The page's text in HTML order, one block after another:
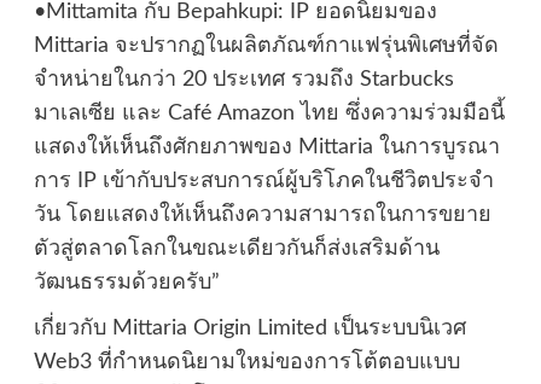
•Mittamita กับ Bepahkupi: IP ยอดนิยมของ
Mittaria จะปรากฏในผลิตภัณฑ์กาแฟรุ่นพิเศษที่จัด
จำหน่ายในกว่า 20 ประเทศ รวมถึง Starbucks
มาเลเซีย และ Café Amazon ไทย ซึ่งความร่วมมือนี้
แสดงให้เห็นถึงศักยภาพของ Mittaria ในการบูรณา
การ IP เข้ากับประสบการณ์ผู้บริโภคในชีวิตประจำ
วัน โดยแสดงให้เห็นถึงความสามารถในการขยาย
ตัวสู่ตลาดโลกในขณะเดียวกันก็ส่งเสริมด้าน
วัฒนธรรมด้วยครับ”
เกี่ยวกับ Mittaria Origin Limited เป็นระบบนิเวศ
Web3 ที่กำหนดนิยามใหม่ของการโต้ตอบแบบ